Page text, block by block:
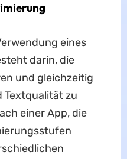
eines
darin, die
und gleichzeitig
Textqualität zu
einer App, die